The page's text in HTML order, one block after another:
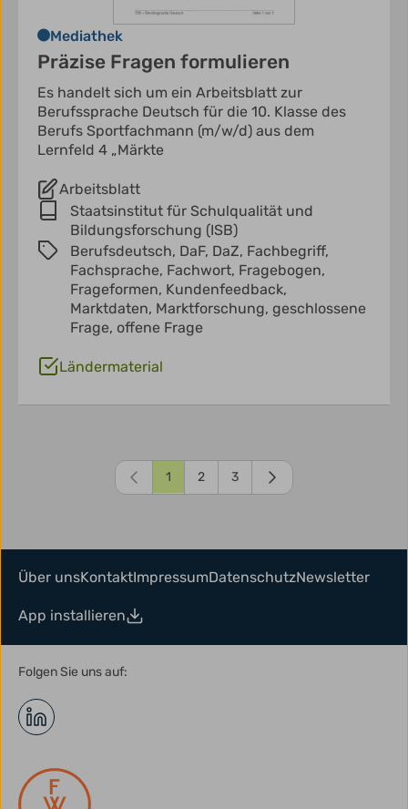
Mediathek
Präzise Fragen formulieren
Es handelt sich um ein Arbeitsblatt zur
Berufssprache Deutsch für die 10. Klasse des
Berufs Sportfachmann (m/w/d) aus dem
Lernfeld 4 „Märkte
Arbeitsblatt
Staatsinstitut für Schulqualität und
Bildungsforschung (ISB)
Berufsdeutsch, DaF, DaZ, Fachbegriff,
Fachsprache, Fachwort, Fragebogen,
Frageformen, Kundenfeedback,
Marktdaten, Marktforschung, geschlossene
Frage, offene Frage
Ländermaterial
1 2 3
Über unsKontaktImpressumDatenschutzNewsletter
App installieren
Folgen Sie uns auf: